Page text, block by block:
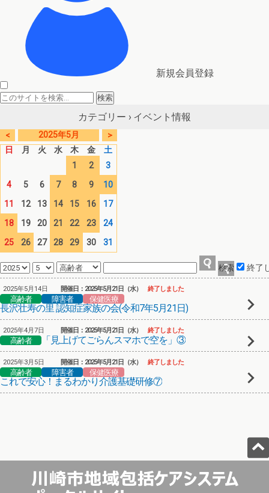
新規会員登録
カテゴリー › イベント情報
< 2025年5月
>
日
月 火 水 木 金
土
1
2
3
4
5 6 7 8 9
10
11
12 13 14 15 16
17
18
19 20 21 22 23
24
25
26 27 28 29 30 31
終了
2025年5月14日
高齢者 障害者 保健医療
長沢壮寿の里 認知症家族の会(令和7年5月21日)
開催日：2025年5月21日（水） 終了しました
2025年4月7日
高齢者 「見上げてごらんスマホで空を」③
開催日：2025年5月21日（水） 終了しました
2025年3月5日
高齢者 障害者 保健医療
これで安心！まるわかり介護基礎研修⑦
開催日：2025年5月21日（水） 終了しました